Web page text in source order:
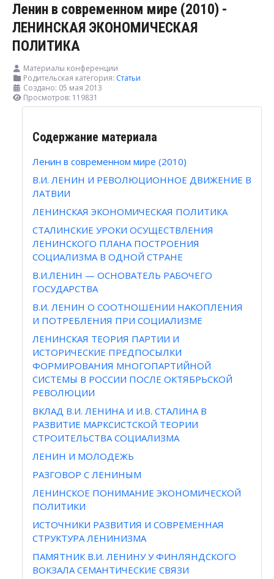
Ленин в современном мире (2010) -
ЛЕНИНСКАЯ ЭКОНОМИЧЕСКАЯ
ПОЛИТИКА
Материалы конференции
Родительская категория: Статьи
Создано: 05 мая 2013
Просмотров: 119831
Содержание материала
Ленин в современном мире (2010)
В.И. ЛЕНИН И РЕВОЛЮЦИОННОЕ ДВИЖЕНИЕ В
ЛАТВИИ
ЛЕНИНСКАЯ ЭКОНОМИЧЕСКАЯ ПОЛИТИКА
СТАЛИНСКИЕ УРОКИ ОСУЩЕСТВЛЕНИЯ
ЛЕНИНСКОГО ПЛАНА ПОСТРОЕНИЯ
СОЦИАЛИЗМА В ОДНОЙ СТРАНЕ
В.И.ЛЕНИН — ОСНОВАТЕЛЬ РАБОЧЕГО
ГОСУДАРСТВА
В.И. ЛЕНИН О СООТНОШЕНИИ НАКОПЛЕНИЯ
И ПОТРЕБЛЕНИЯ ПРИ СОЦИАЛИЗМЕ
ЛЕНИНСКАЯ ТЕОРИЯ ПАРТИИ И
ИСТОРИЧЕСКИЕ ПРЕДПОСЫЛКИ
ФОРМИРОВАНИЯ МНОГОПАРТИЙНОЙ
СИСТЕМЫ В РОССИИ ПОСЛЕ ОКТЯБРЬСКОЙ
РЕВОЛЮЦИИ
ВКЛАД В.И. ЛЕНИНА И И.В. СТАЛИНА В
РАЗВИТИЕ МАРКСИСТСКОЙ ТЕОРИИ
СТРОИТЕЛЬСТВА СОЦИАЛИЗМА
ЛЕНИН И МОЛОДЕЖЬ
РАЗГОВОР С ЛЕНИНЫМ
ЛЕНИНСКОЕ ПОНИМАНИЕ ЭКОНОМИЧЕСКОЙ
ПОЛИТИКИ
ИСТОЧНИКИ РАЗВИТИЯ И СОВРЕМЕННАЯ
СТРУКТУРА ЛЕНИНИЗМА
ПАМЯТНИК В.И. ЛЕНИНУ У ФИНЛЯНДСКОГО
ВОКЗАЛА СЕМАНТИЧЕСКИЕ СВЯЗИ